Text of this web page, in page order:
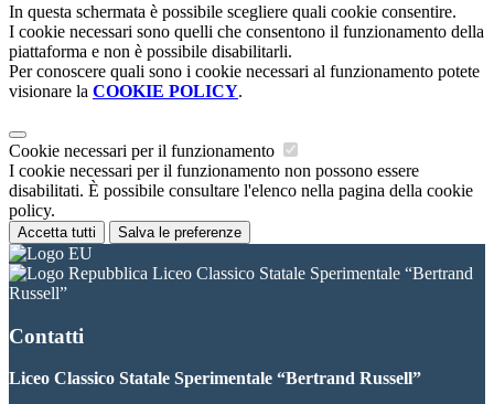
In questa schermata è possibile scegliere quali cookie consentire.
I cookie necessari sono quelli che consentono il funzionamento della
piattaforma e non è possibile disabilitarli.
Per conoscere quali sono i cookie necessari al funzionamento potete
visionare la COOKIE POLICY.
Cookie necessari per il funzionamento
I cookie necessari per il funzionamento non possono essere
disabilitati. È possibile consultare l'elenco nella pagina della cookie
policy.
Accetta tutti Salva le preferenze
Liceo Classico Statale Sperimentale “Bertrand
Russell”
Contatti
Liceo Classico Statale Sperimentale “Bertrand Russell”